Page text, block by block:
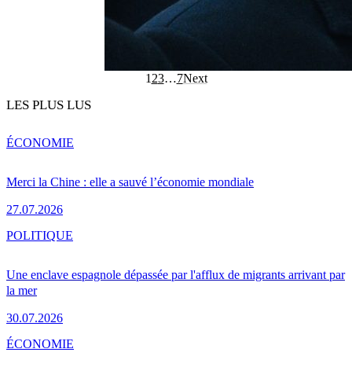
1 23…7Next
LES PLUS LUS
Merci la Chine : elle a sauvé l’économie mondiale
27.07.2026
ÉCONOMIE
Une enclave espagnole dépassée par l'afflux de migrants arrivant par
la mer
30.07.2026
POLITIQUE
ÉCONOMIE